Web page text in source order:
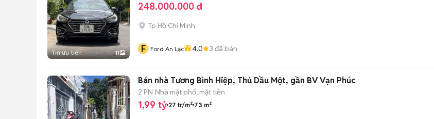
Tin ưu tiên 11
248.000.000 đ
Tp Hồ Chí Minh
F Ford An Lạc 4.0 3 đã bán
Bán nhà Tương Bình Hiệp, Thủ Dầu Một, gần BV Vạn Phúc
2 PN Nhà mặt phố, mặt tiền
1,99 tỷ 27 tr/m² 73 m²